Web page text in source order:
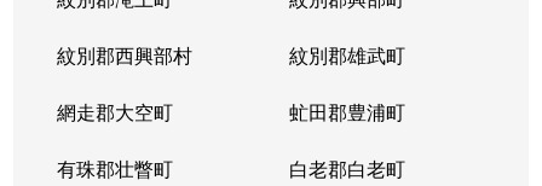
紋別郡西興部村 紋別郡雄武町
網走郡大空町 虻田郡豊浦町
有珠郡壮瞥町 白老郡白老町